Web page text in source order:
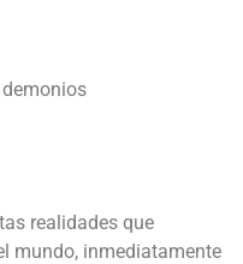
realidades que
mundo, inmediatamente